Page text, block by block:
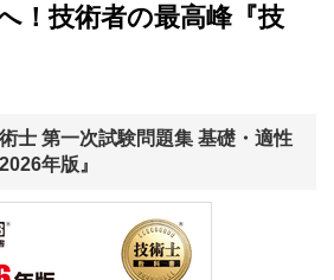
！技術者の最高峰『技
士 第一次試験問題集 基礎・適性
年版』